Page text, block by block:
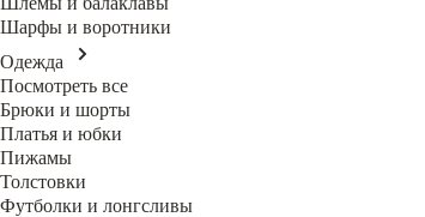
Шарфы и воротники
Одежда
Посмотреть все
Брюки и шорты
Платья и юбки
Пижамы
Толстовки
Футболки и лонгсливы